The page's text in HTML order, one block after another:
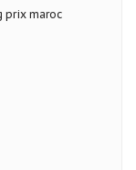
prix maroc